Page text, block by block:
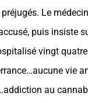
Le
puis insiste
vingt
vie
au